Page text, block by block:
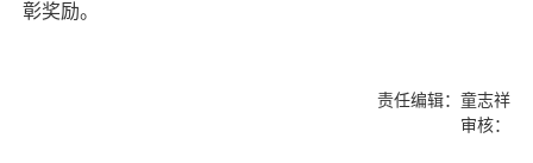
彰奖励。
责任编辑：童志祥
审核：